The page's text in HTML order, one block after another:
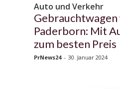
Auto und Verkehr
Paderborn: Mit
zum besten Preis
PrNews24 - 30. Januar 2024